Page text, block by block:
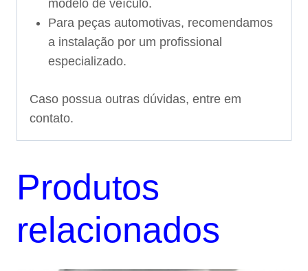
modelo de veículo.
Para peças automotivas, recomendamos
a instalação por um profissional
especializado.
Caso possua outras dúvidas, entre em
contato.
Produtos
relacionados